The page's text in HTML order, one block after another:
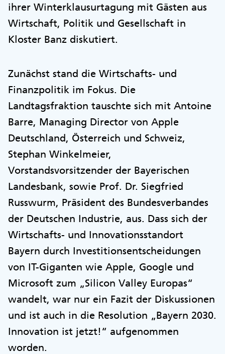
ihrer Winterklausurtagung mit Gästen aus
Wirtschaft, Politik und Gesellschaft in
Kloster Banz diskutiert.
Zunächst stand die Wirtschafts- und
Finanzpolitik im Fokus. Die
Landtagsfraktion tauschte sich mit Antoine
Barre, Managing Director von Apple
Deutschland, Österreich und Schweiz,
Stephan Winkelmeier,
Vorstandsvorsitzender der Bayerischen
Landesbank, sowie Prof. Dr. Siegfried
Russwurm, Präsident des Bundesverbandes
der Deutschen Industrie, aus. Dass sich der
Wirtschafts- und Innovationsstandort
Bayern durch Investitionsentscheidungen
von IT-Giganten wie Apple, Google und
Microsoft zum „Silicon Valley Europas“
wandelt, war nur ein Fazit der Diskussionen
und ist auch in die Resolution „Bayern 2030.
Innovation ist jetzt!“ aufgenommen
worden.